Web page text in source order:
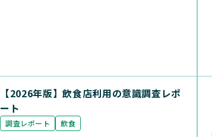
【2026年版】飲食店利用の意識調査レポ
ート
調査レポート 飲食